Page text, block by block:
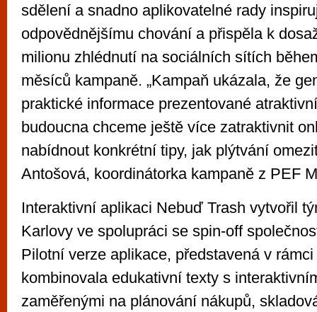
sdělení a snadno aplikovatelné rady
odpovědnějšímu chování a přispěla k
milionu zhlédnutí na sociálních sítích
měsíců kampaně. „Kampaň ukázala, že
praktické informace prezentované
budoucna chceme ještě více zatraktivnit
nabídnout konkrétní tipy, jak plýtvání
Antošová, koordinátorka kampaně z PEF
Interaktivní aplikaci Nebuď Trash vytvořil
Karlovy ve spolupráci se spin-off
Pilotní verze aplikace, představená v
kombinovala edukativní texty s
zaměřenými na plánování nákupů,